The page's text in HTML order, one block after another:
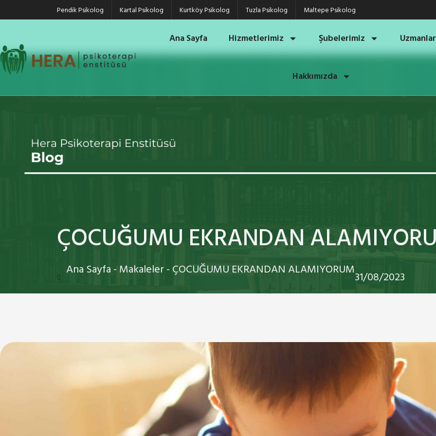
Pendik Psikolog Kartal Psikolog Kurtköy Psikolog Tuzla Psikolog Maltepe Psikolog
Ana Sayfa Hizmetlerimiz Şubelerimiz
Hakkımızda
ÇOCUĞUMU EKRANDAN
Ana Sayfa-Makaleler-ÇOCUĞUMU EKRANDAN ALAMIYORUM31/08/2023